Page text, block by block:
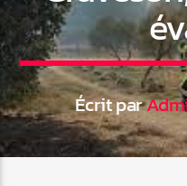
En ce moment
Écrit par